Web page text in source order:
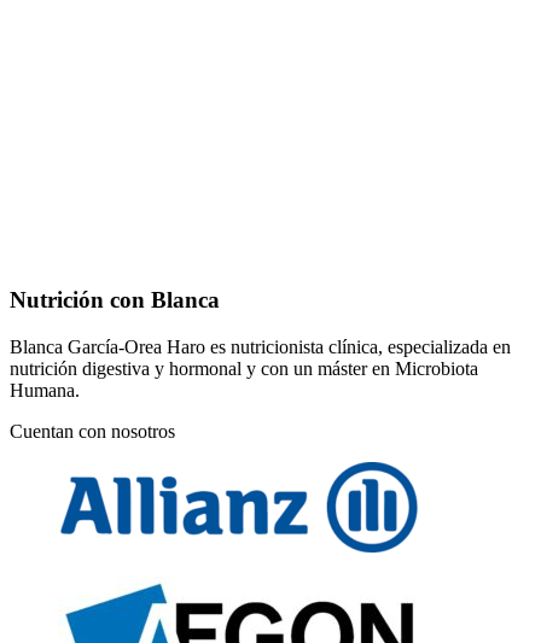
Nutrición con Blanca
Blanca García-Orea Haro es nutricionista clínica, especializada en
nutrición digestiva y hormonal y con un máster en Microbiota
Humana.
Cuentan con nosotros